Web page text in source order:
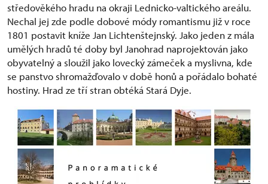
středověkého hradu na okraji Lednicko-valtického areálu.
Nechal jej zde podle dobové módy romantismu již v roce
1801 postavit kníže Jan Lichtenštejnský. Jako jeden z mála
umělých hradů té doby byl Janohrad naprojektován jako
obyvatelný a sloužil jako lovecký zámeček a myslivna, kde
se panstvo shromažďovalo v době honů a pořádalo bohaté
hostiny. Hrad ze tří stran obtéká Stará Dyje.